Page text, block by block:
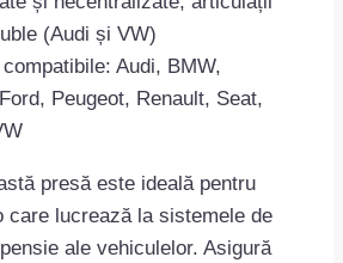
(Audi și VW)
Audi, BMW,
Peugeot, Renault, Seat,
presă este ideală pentru
care lucrează la sistemele de
ale vehiculelor. Asigură